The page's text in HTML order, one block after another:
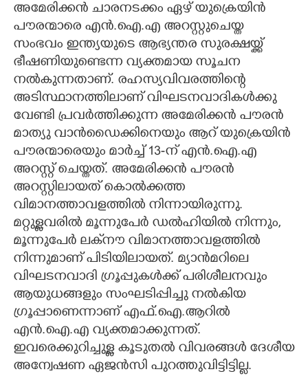
CARTOONS
LITERATURE
CONTACT US
അമേരിക്കൻ ചാരനടക്കം ഏഴ് യുക്രെയിൻ
പൗരന്മാരെ എൻ.ഐ.എ അറസ്റ്റുചെയ്ത
സംഭവം ഇന്ത്യയുടെ ആഭ്യന്തര സുരക്ഷയ്ക്ക്
ഭീഷണിയുണ്ടെന്ന വ്യക്തമായ സൂചന
നൽകുന്നതാണ്. രഹസ്യവിവരത്തിന്റെ
അടിസ്ഥാനത്തിലാണ് വിഘടനവാദികൾക്കു
വേണ്ടി പ്രവർത്തിക്കുന്ന അമേരിക്കൻ പൗരൻ
മാത്യു വാൻഡൈക്കിനെയും ആറ് യുക്രെയിൻ
പൗരന്മാരെയും മാർച്ച് 13-ന് എൻ.ഐ.എ
അറസ്റ്റ് ചെയ്തത്. അമേരിക്കൻ പൗരൻ
അറസ്റ്റിലായത് കൊൽക്കത്ത
വിമാനത്താവളത്തിൽ നിന്നായിരുന്നു.
മറ്റുള്ളവരിൽ മൂന്നുപേർ ഡൽഹിയിൽ നിന്നും,​
മൂന്നുപേർ ലക്‌‌നൗ വിമാനത്താവളത്തിൽ
നിന്നുമാണ് പിടിയിലായത്. മ്യാൻമറിലെ
വിഘടനവാദി ഗ്രൂപ്പുകൾക്ക് പരിശീലനവും
ആയുധങ്ങളും സംഘടിപ്പിച്ചു നൽകിയ
ഗ്രൂപ്പാണെന്നാണ് എഫ്.ഐ.ആറിൽ
എൻ.ഐ.എ വ്യക്തമാക്കുന്നത്.
ഇവരെക്കുറിച്ചുള്ള കൂടുതൽ വിവരങ്ങൾ ദേശീയ
അന്വേഷണ ഏജൻസി പുറത്തുവിട്ടിട്ടില്ല.